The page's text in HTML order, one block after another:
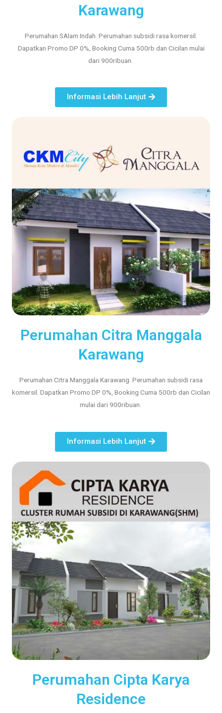
Karawang
Perumahan SAlam Indah. Perumahan subsidi rasa komersil.
Dapatkan Promo DP 0%, Booking Cuma 500rb dan Cicilan mulai
dari 900ribuan.
Informasi Lebih Lanjut
Perumahan Citra Manggala
Karawang
Perumahan Citra Manggala Karawang​. Perumahan subsidi rasa
komersil. Dapatkan Promo DP 0%, Booking Cuma 500rb dan Cicilan
mulai dari 900ribuan.
Informasi Lebih Lanjut
Perumahan Cipta Karya
Residence